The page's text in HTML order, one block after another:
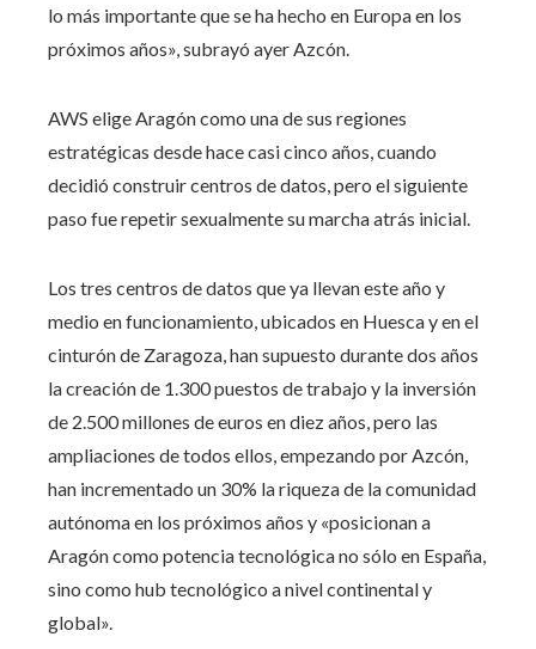
lo más importante que se ha hecho en Europa en los
próximos años», subrayó ayer Azcón.
AWS elige Aragón como una de sus regiones
estratégicas desde hace casi cinco años, cuando
decidió construir centros de datos, pero el siguiente
paso fue repetir sexualmente su marcha atrás inicial.
Los tres centros de datos que ya llevan este año y
medio en funcionamiento, ubicados en Huesca y en el
cinturón de Zaragoza, han supuesto durante dos años
la creación de 1.300 puestos de trabajo y la inversión
de 2.500 millones de euros en diez años, pero las
ampliaciones de todos ellos, empezando por Azcón,
han incrementado un 30% la riqueza de la comunidad
autónoma en los próximos años y «posicionan a
Aragón como potencia tecnológica no sólo en España,
sino como hub tecnológico a nivel continental y
global».